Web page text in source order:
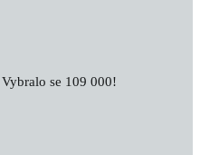
se 109 000!